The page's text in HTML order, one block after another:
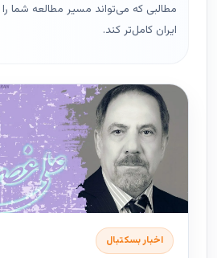
مطالبی که می‌تواند مسیر مطالعه شما را
ایران کامل‌تر کند.
اخبار بسکتبال